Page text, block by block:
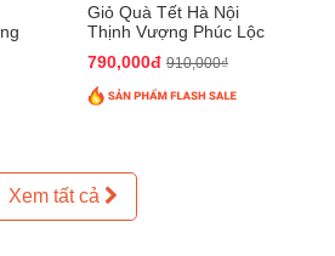
Giỏ Quà Tết Hà Nội
Thịnh Vượng Phúc Lộc
790,000đ 910,000₫
Xem tất cả